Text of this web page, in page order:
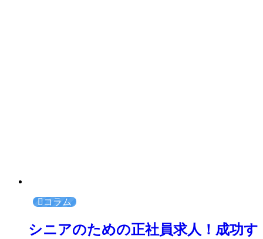
コラム
シニアのための正社員求人！成功す